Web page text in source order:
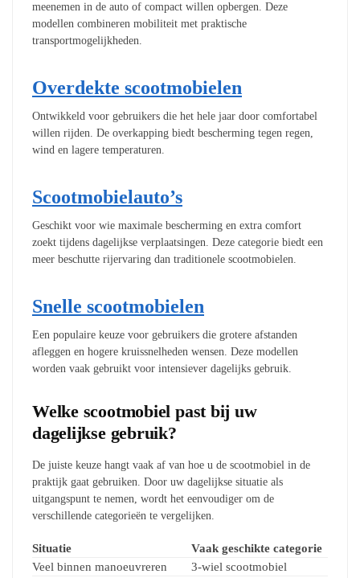
meenemen in de auto of compact willen opbergen. Deze
modellen combineren mobiliteit met praktische
transportmogelijkheden.
Overdekte scootmobielen
Ontwikkeld voor gebruikers die het hele jaar door comfortabel
willen rijden. De overkapping biedt bescherming tegen regen,
wind en lagere temperaturen.
Scootmobielauto’s
Geschikt voor wie maximale bescherming en extra comfort
zoekt tijdens dagelijkse verplaatsingen. Deze categorie biedt een
meer beschutte rijervaring dan traditionele scootmobielen.
Snelle scootmobielen
Een populaire keuze voor gebruikers die grotere afstanden
afleggen en hogere kruissnelheden wensen. Deze modellen
worden vaak gebruikt voor intensiever dagelijks gebruik.
Welke scootmobiel past bij uw
dagelijkse gebruik?
De juiste keuze hangt vaak af van hoe u de scootmobiel in de
praktijk gaat gebruiken. Door uw dagelijkse situatie als
uitgangspunt te nemen, wordt het eenvoudiger om de
verschillende categorieën te vergelijken.
Situatie
Vaak geschikte categorie
Veel binnen manoeuvreren
3-wiel scootmobiel